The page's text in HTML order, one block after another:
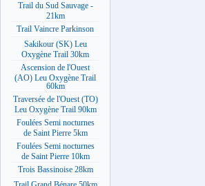
Trail du Sud Sauvage -
21km
Trail Vaincre Parkinson
Sakikour (SK) Leu
Oxygène Trail 30km
Ascension de l'Ouest
(AO) Leu Oxygène Trail
60km
Traversée de l'Ouest (TO)
Leu Oxygène Trail 90km
Foulées Semi nocturnes
de Saint Pierre 5km
Foulées Semi nocturnes
de Saint Pierre 10km
Trois Bassinoise 28km